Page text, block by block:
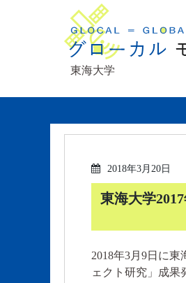
東海大学
2018年3月20日
東海大学
2018年3月9日に東
ェクト研究」成果